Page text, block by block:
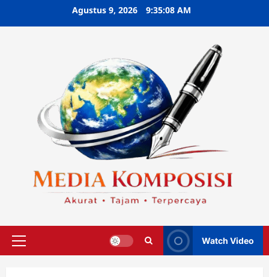
Agustus 9, 2026 9:35:09 AM
Primary
Watch Video